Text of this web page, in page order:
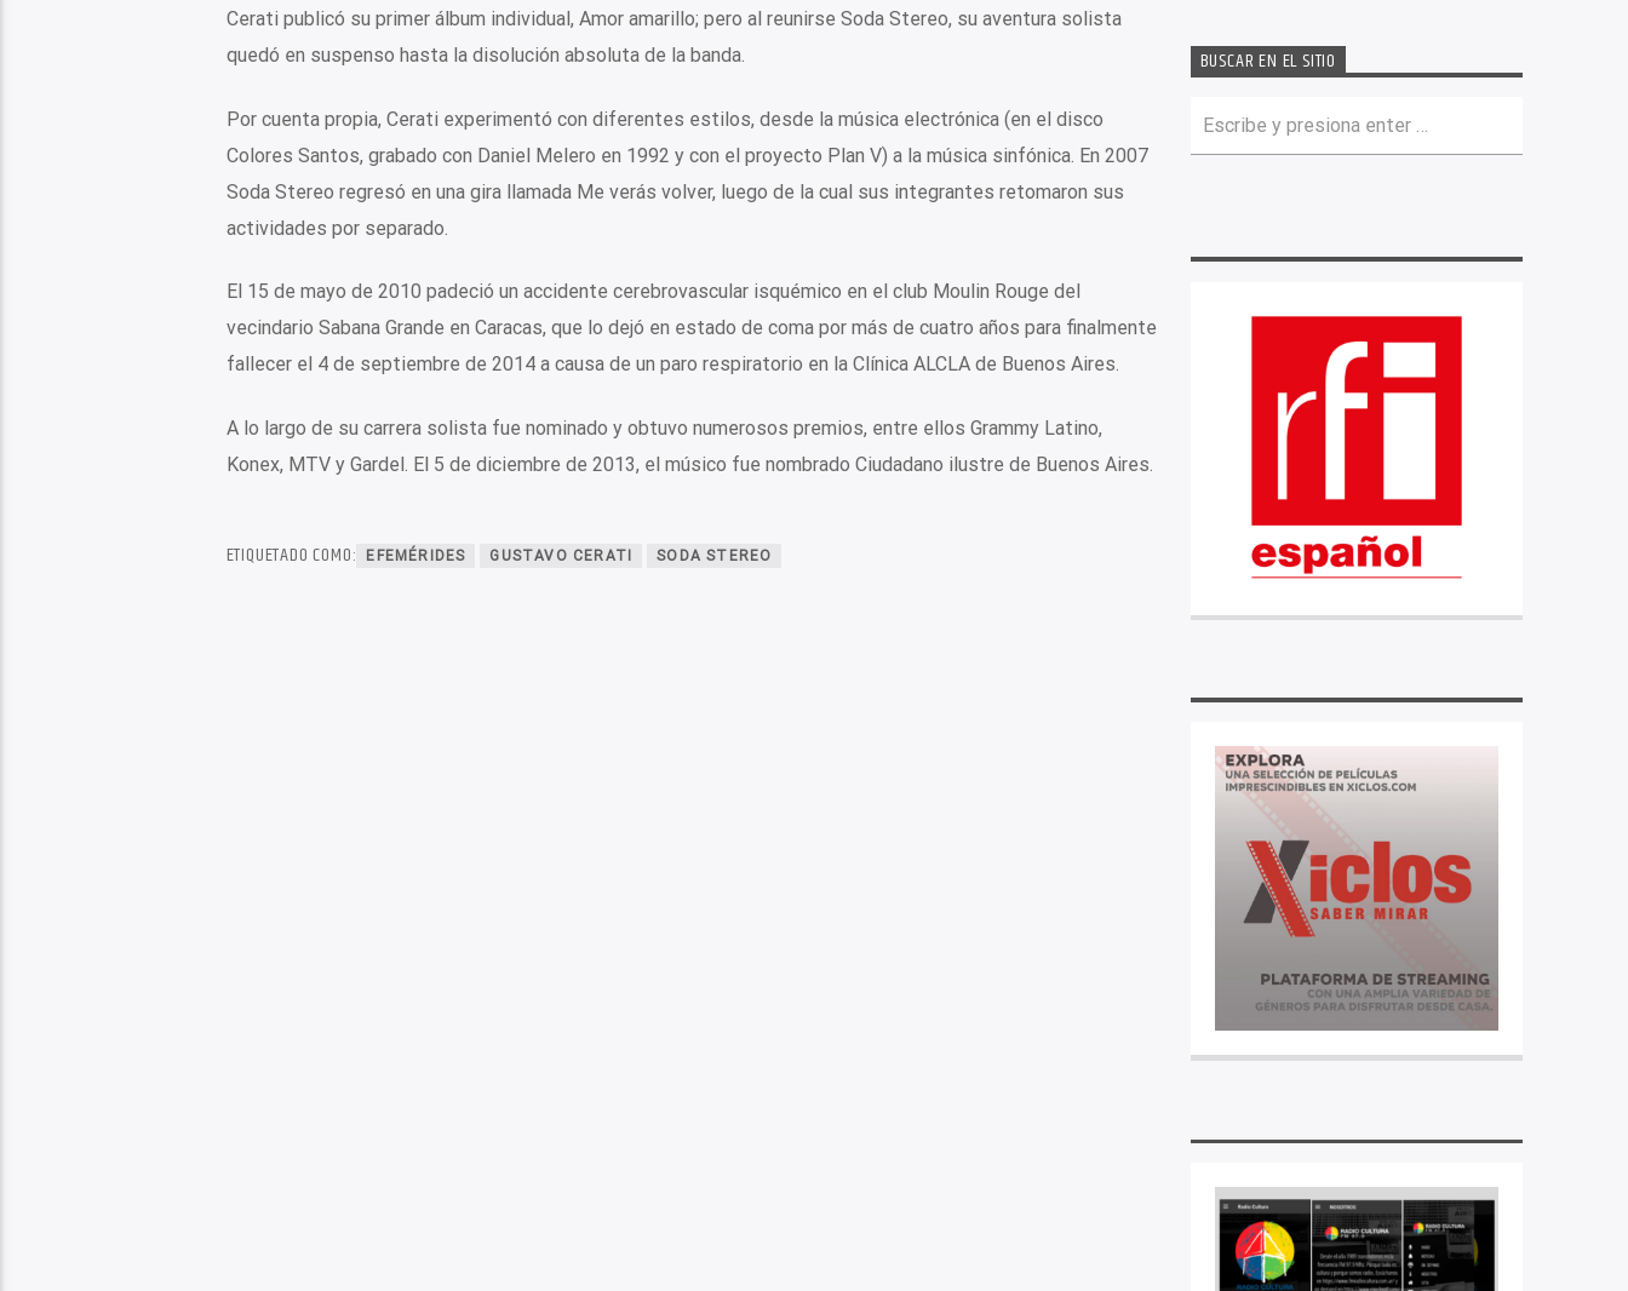
Cerati publicó su primer álbum individual, Amor amarillo; pero al reunirse Soda Stereo, su aventura solista
quedó en suspenso hasta la disolución absoluta de la banda.
Por cuenta propia, Cerati experimentó con diferentes estilos, desde la música electrónica (en el disco
Colores Santos, grabado con Daniel Melero en 1992 y con el proyecto Plan V) a la música sinfónica. En 2007
Soda Stereo regresó en una gira llamada Me verás volver, luego de la cual sus integrantes retomaron sus
actividades por separado.
El 15 de mayo de 2010 padeció un accidente cerebrovascular isquémico en el club Moulin Rouge del
vecindario Sabana Grande en Caracas, que lo dejó en estado de coma por más de cuatro años para finalmente
fallecer el 4 de septiembre de 2014 a causa de un paro respiratorio en la Clínica ALCLA de Buenos Aires.
A lo largo de su carrera solista fue nominado y obtuvo numerosos premios, entre ellos Grammy Latino,
Konex, MTV y Gardel. El 5 de diciembre de 2013, el músico fue nombrado Ciudadano ilustre de Buenos Aires.
ETIQUETADO COMO: EFEMÉRIDES GUSTAVO CERATI SODA STEREO
BUSCAR EN EL SITIO